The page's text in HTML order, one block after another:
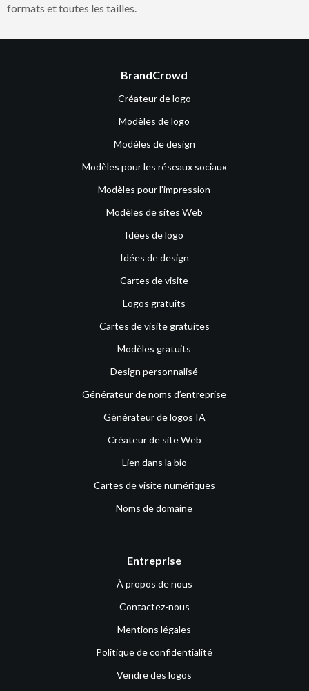
formats et toutes les tailles.
BrandCrowd
Créateur de logo
Modèles de logo
Modèles de design
Modèles pour les réseaux sociaux
Modèles pour l'impression
Modèles de sites Web
Idées de logo
Idées de design
Cartes de visite
Logos gratuits
Cartes de visite gratuites
Modèles gratuits
Design personnalisé
Générateur de noms d’entreprise
Générateur de logos IA
Créateur de site Web
Lien dans la bio
Cartes de visite numériques
Noms de domaine
Entreprise
À propos de nous
Contactez-nous
Mentions légales
Politique de confidentialité
Vendre des logos